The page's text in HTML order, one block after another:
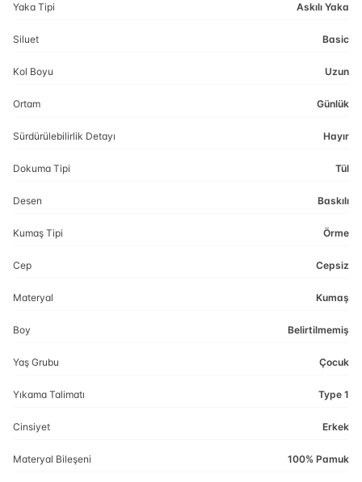
Yaka Tipi Askılı Yaka
Siluet Basic
Kol Boyu Uzun
Ortam Günlük
Sürdürülebilirlik Detayı Hayır
Dokuma Tipi Tül
Desen Baskılı
Kumaş Tipi Örme
Cep Cepsiz
Materyal Kumaş
Boy Belirtilmemiş
Yaş Grubu Çocuk
Yıkama Talimatı Type 1
Cinsiyet Erkek
Materyal Bileşeni 100% Pamuk